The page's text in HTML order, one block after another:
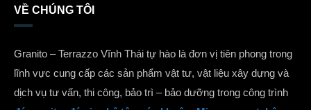
VỀ CHÚNG TÔI
Granito – Terrazzo Vĩnh Thái tự hào là đơn vị tiên phong trong
lĩnh vực cung cấp các sản phẩm vật tư, vật liệu xây dựng và
dịch vụ tư vấn, thi công, bảo trì – bảo dưỡng trong công trình